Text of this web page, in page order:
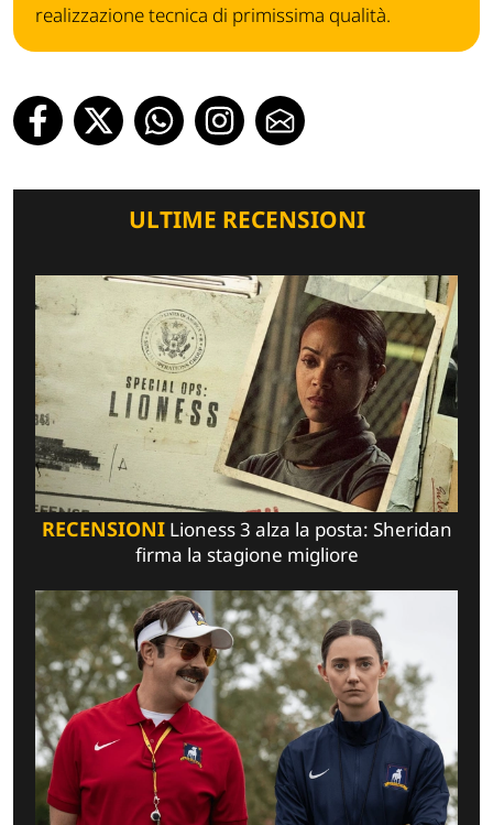
realizzazione tecnica di primissima qualità.
ULTIME RECENSIONI
RECENSIONILioness 3 alza la posta: Sheridan
firma la stagione migliore